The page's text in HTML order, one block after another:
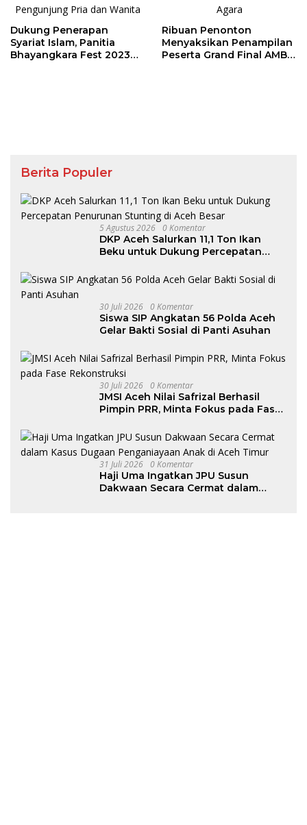
Dukung Penerapan
Syariat Islam, Panitia
Bhayangkara Fest 2023
Ribuan Penonton
Menyaksikan Penampilan
Peserta Grand Final AMB
Berita Populer
5 Agustus 2026 0 Komentar
DKP Aceh Salurkan 11,1 Ton Ikan
Beku untuk Dukung Percepatan
30 Juli 2026 0 Komentar
Siswa SIP Angkatan 56 Polda Aceh
Gelar Bakti Sosial di Panti Asuhan
30 Juli 2026 0 Komentar
JMSI Aceh Nilai Safrizal Berhasil
Pimpin PRR, Minta Fokus pada Fase
31 Juli 2026 0 Komentar
Haji Uma Ingatkan JPU Susun
Dakwaan Secara Cermat dalam